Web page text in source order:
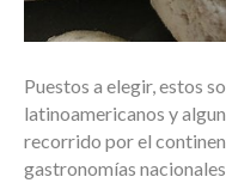
Puestos a elegir, estos
latinoamericanos y
recorrido por el
gastronomías